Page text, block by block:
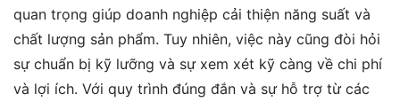
quan trọng giúp doanh nghiệp cải thiện năng suất và
chất lượng sản phẩm. Tuy nhiên, việc này cũng đòi hỏi
sự chuẩn bị kỹ lưỡng và sự xem xét kỹ càng về chi phí
và lợi ích. Với quy trình đúng đắn và sự hỗ trợ từ các